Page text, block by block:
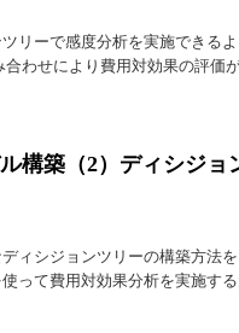
リーで感度分析を実施できる
わせにより費用対効果の評価
構築（2）ディシジョ
ィシジョンツリーの構築方法
って費用対効果分析を実施す